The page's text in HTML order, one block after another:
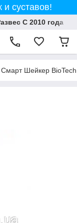
и суставов!
С 2010 года
Смарт Шейкер